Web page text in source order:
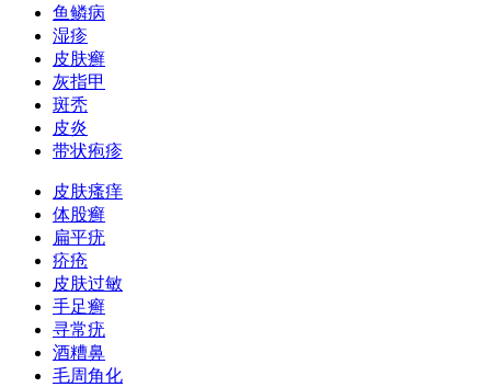
鱼鳞病
湿疹
皮肤癣
灰指甲
斑秃
皮炎
带状疱疹
皮肤瘙痒
体股癣
扁平疣
疥疮
皮肤过敏
手足癣
寻常疣
酒糟鼻
毛周角化